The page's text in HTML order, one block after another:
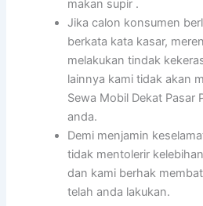
makan supir .
Jika calon konsumen
berkata kata kasar,
melakukan tindak
lainnya kami tidak akan
Sewa Mobil Dekat Pasar
anda.
Demi menjamin
tidak mentolerir
dan kami berhak
telah anda lakukan.